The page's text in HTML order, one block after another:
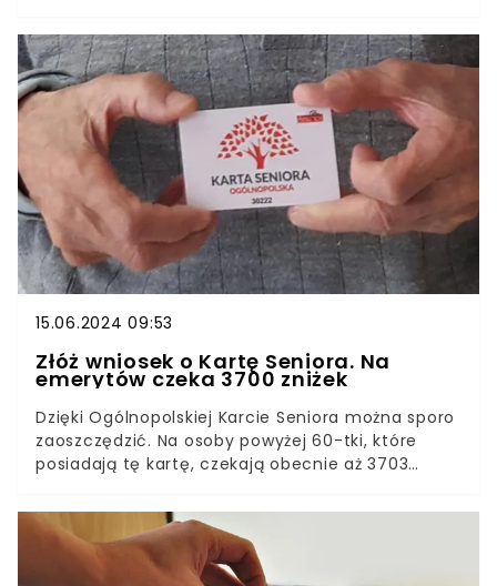
samodzielne mieszkanie w jednoosobowym
pokoju. To jednak kosztuje, a co więcej, są
dodatkowe warunki.
15.06.2024 09:53
Złóż wniosek o Kartę Seniora. Na
emerytów czeka 3700 zniżek
Dzięki Ogólnopolskiej Karcie Seniora można sporo
zaoszczędzić. Na osoby powyżej 60-tki, które
posiadają tę kartę, czekają obecnie aż 3703
których można dostać zniżkę. Aby wyrobić Kartę
Seniora, trzeba zadbać o kilka formalności.